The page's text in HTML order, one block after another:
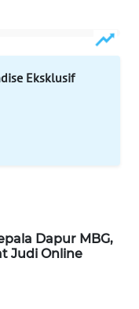
Eksklusif
Dapur MBG,
Judi Online